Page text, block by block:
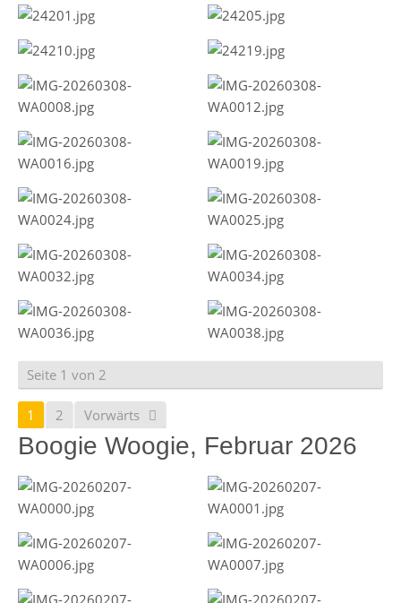
Seite 1 von 2
1 2 Vorwärts
Boogie Woogie, Februar 2026